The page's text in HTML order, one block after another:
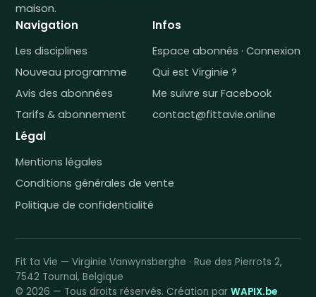
maison.
Navigation
Les disciplines
Nouveau programme
Avis des abonnées
Tarifs & abonnement
Infos
Espace abonnés · Connexion
Qui est Virginie ?
Me suivre sur Facebook
contact@fittavie.online
Légal
Mentions légales
Conditions générales de vente
Politique de confidentialité
Fit ta Vie — Virginie Vanwynsberghe · Rue des Pierrots 2,
7542 Tournai, Belgique
© 2026 — Tous droits réservés. Création par WAPIX.be